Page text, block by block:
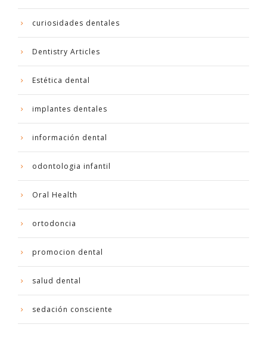
curiosidades dentales
Dentistry Articles
Estética dental
implantes dentales
información dental
odontologia infantil
Oral Health
ortodoncia
promocion dental
salud dental
sedación consciente